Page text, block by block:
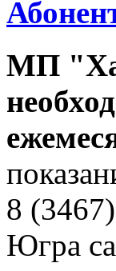
МП
8
Югра